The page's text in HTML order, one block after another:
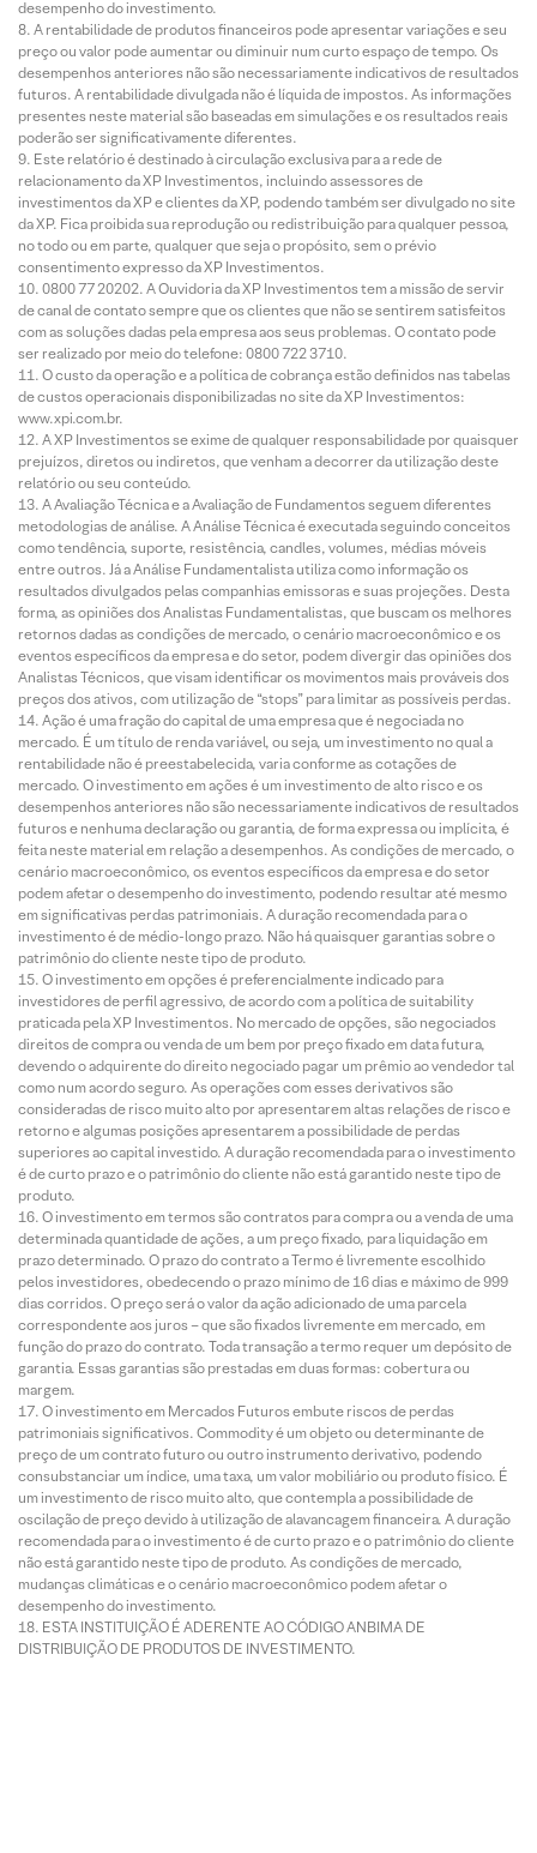
desempenho do investimento.
A rentabilidade de produtos financeiros pode apresentar variações e seu
preço ou valor pode aumentar ou diminuir num curto espaço de tempo. Os
desempenhos anteriores não são necessariamente indicativos de resultados
futuros. A rentabilidade divulgada não é líquida de impostos. As informações
presentes neste material são baseadas em simulações e os resultados reais
poderão ser significativamente diferentes.
Este relatório é destinado à circulação exclusiva para a rede de
relacionamento da XP Investimentos, incluindo assessores de
investimentos da XP e clientes da XP, podendo também ser divulgado no site
da XP. Fica proibida sua reprodução ou redistribuição para qualquer pessoa,
no todo ou em parte, qualquer que seja o propósito, sem o prévio
consentimento expresso da XP Investimentos.
0800 77 20202. A Ouvidoria da XP Investimentos tem a missão de servir
de canal de contato sempre que os clientes que não se sentirem satisfeitos
com as soluções dadas pela empresa aos seus problemas. O contato pode
ser realizado por meio do telefone: 0800 722 3710.
O custo da operação e a política de cobrança estão definidos nas tabelas
de custos operacionais disponibilizadas no site da XP Investimentos:
www.xpi.com.br.
A XP Investimentos se exime de qualquer responsabilidade por quaisquer
prejuízos, diretos ou indiretos, que venham a decorrer da utilização deste
relatório ou seu conteúdo.
A Avaliação Técnica e a Avaliação de Fundamentos seguem diferentes
metodologias de análise. A Análise Técnica é executada seguindo conceitos
como tendência, suporte, resistência, candles, volumes, médias móveis
entre outros. Já a Análise Fundamentalista utiliza como informação os
resultados divulgados pelas companhias emissoras e suas projeções. Desta
forma, as opiniões dos Analistas Fundamentalistas, que buscam os melhores
retornos dadas as condições de mercado, o cenário macroeconômico e os
eventos específicos da empresa e do setor, podem divergir das opiniões dos
Analistas Técnicos, que visam identificar os movimentos mais prováveis dos
preços dos ativos, com utilização de “stops” para limitar as possíveis perdas.
Ação é uma fração do capital de uma empresa que é negociada no
mercado. É um título de renda variável, ou seja, um investimento no qual a
rentabilidade não é preestabelecida, varia conforme as cotações de
mercado. O investimento em ações é um investimento de alto risco e os
desempenhos anteriores não são necessariamente indicativos de resultados
futuros e nenhuma declaração ou garantia, de forma expressa ou implícita, é
feita neste material em relação a desempenhos. As condições de mercado, o
cenário macroeconômico, os eventos específicos da empresa e do setor
podem afetar o desempenho do investimento, podendo resultar até mesmo
em significativas perdas patrimoniais. A duração recomendada para o
investimento é de médio-longo prazo. Não há quaisquer garantias sobre o
patrimônio do cliente neste tipo de produto.
O investimento em opções é preferencialmente indicado para
investidores de perfil agressivo, de acordo com a política de suitability
praticada pela XP Investimentos. No mercado de opções, são negociados
direitos de compra ou venda de um bem por preço fixado em data futura,
devendo o adquirente do direito negociado pagar um prêmio ao vendedor tal
como num acordo seguro. As operações com esses derivativos são
consideradas de risco muito alto por apresentarem altas relações de risco e
retorno e algumas posições apresentarem a possibilidade de perdas
superiores ao capital investido. A duração recomendada para o investimento
é de curto prazo e o patrimônio do cliente não está garantido neste tipo de
produto.
O investimento em termos são contratos para compra ou a venda de uma
determinada quantidade de ações, a um preço fixado, para liquidação em
prazo determinado. O prazo do contrato a Termo é livremente escolhido
pelos investidores, obedecendo o prazo mínimo de 16 dias e máximo de 999
dias corridos. O preço será o valor da ação adicionado de uma parcela
correspondente aos juros – que são fixados livremente em mercado, em
função do prazo do contrato. Toda transação a termo requer um depósito de
garantia. Essas garantias são prestadas em duas formas: cobertura ou
margem.
O investimento em Mercados Futuros embute riscos de perdas
patrimoniais significativos. Commodity é um objeto ou determinante de
preço de um contrato futuro ou outro instrumento derivativo, podendo
consubstanciar um índice, uma taxa, um valor mobiliário ou produto físico. É
um investimento de risco muito alto, que contempla a possibilidade de
oscilação de preço devido à utilização de alavancagem financeira. A duração
recomendada para o investimento é de curto prazo e o patrimônio do cliente
não está garantido neste tipo de produto. As condições de mercado,
mudanças climáticas e o cenário macroeconômico podem afetar o
desempenho do investimento.
ESTA INSTITUIÇÃO É ADERENTE AO CÓDIGO ANBIMA DE
DISTRIBUIÇÃO DE PRODUTOS DE INVESTIMENTO.